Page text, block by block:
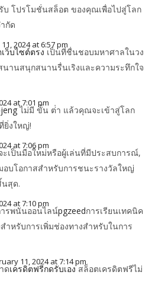
บ โปรโมชั่นสล็อต ของคุณเพื่อไปสู่โลก
กัด
2024 at 6:57 pm
ว็บไซต์ตรง เป็นที่ชื่นชอบมหาศาลในวง
นานสนุกสนานรื่นเริงและความระทึกใจ
at 7:01 pm
ไม่มี ขั้น ต่ํา แล้วคุณจะเข้าสู่โลก
ยิ่งใหญ่!
at 7:06 pm
เป็นมือใหม่หรือผู้เล่นที่มีประสบการณ์,
อบโอกาสสำหรับการชนะรางวัลใหญ่
นสุด.
at 7:10 pm
ารพนันออนไลน์pgzeedการเรียนเทคนิค
หรับการเพิ่มช่องทางสำหรับในการ
11, 2024 at 7:14 pm
ดเครดิตฟรีกดรับเองสล็อตเครดิตฟรีไม่